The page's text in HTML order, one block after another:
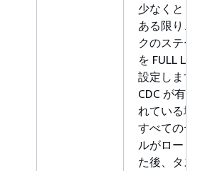
少なくとも
ある限り、
クのステー
を FULL
設定します
CDC が有
れている場
すべてのテ
ルがロード
た後、タス